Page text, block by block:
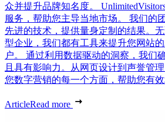
众并提升品牌知名度。
服务，帮助您主导当地市场。 我们的
先进的技术，提供量身定制的结果。
型企业，我们都有工具来提升您网站
户。 通过利用数据驱动的洞察，我们
且具有影响力。从网页设计到声誉管
您数字营销的每一个方面，帮助您有
ArticleRead more